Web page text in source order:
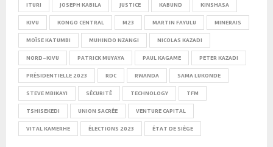
ITURI JOSEPH KABILA JUSTICE KABUND KINSHASA
KIVU KONGO CENTRAL M23 MARTIN FAYULU MINERAIS
MOÏSE KATUMBI MUHINDO NZANGI NICOLAS KAZADI
NORD-KIVU PATRICK MUYAYA PAUL KAGAME PETER KAZADI
PRÉSIDENTIELLE 2023 RDC RWANDA SAMA LUKONDE
STEVE MBIKAYI SÉCURITÉ TECHNOLOGY TFM
TSHISEKEDI UNION SACRÉE VENTURE CAPITAL
VITAL KAMERHE ÉLECTIONS 2023 ÉTAT DE SIÈGE